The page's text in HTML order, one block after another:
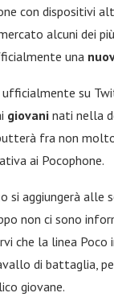
con dispositivi
alcuni dei
una
su
giovani nati nella
fra non
ai Pocophone.
si aggiungerà alle
non ci sono
che la linea
di battaglia,
giovane.